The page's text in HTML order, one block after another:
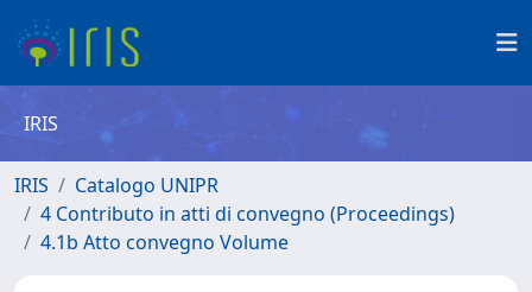
IRIS
IRIS
Catalogo UNIPR
4 Contributo in atti di convegno (Proceedings)
4.1b Atto convegno Volume